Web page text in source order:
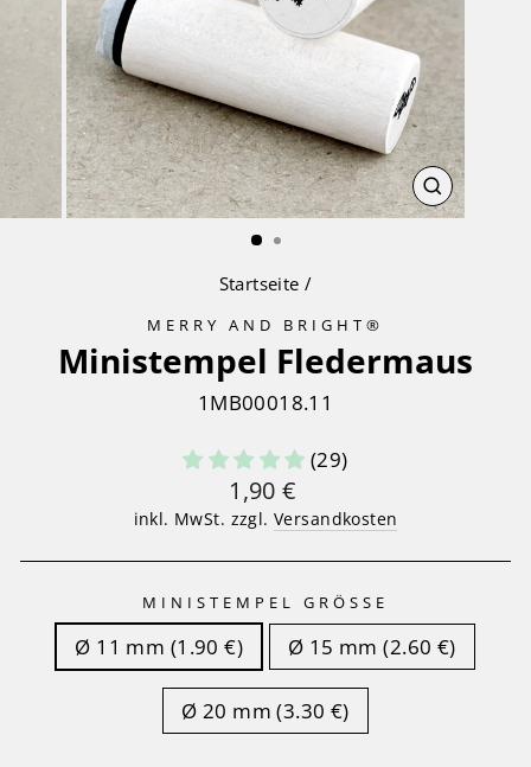
ESC)
Startseite /
MERRY AND BRIGHT®
Ministempel Fledermaus
1MB00018.11
(29)
Normaler
Preis
1,90 €
inkl. MwSt. zzgl.Versandkosten
MINISTEMPEL GRÖSSE
Ø 11 mm (1.90 €) Ø 15 mm (2.60 €)
Ø 20 mm (3.30 €)